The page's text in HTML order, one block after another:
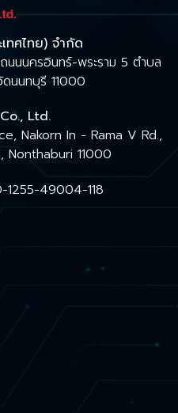
ทศไทย) จำกัด
นนนครอินทร์-พระราม 5 ตำบล
นนทบุรี 11000
Ltd.
Nakorn In - Rama V Rd.,
Nonthaburi 11000
1255-49004-118